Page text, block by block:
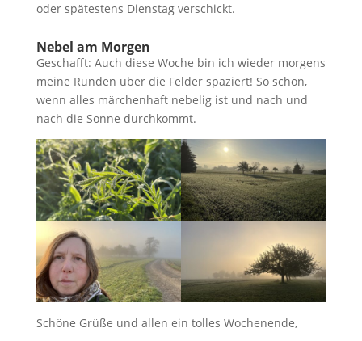
oder spätestens Dienstag verschickt.
Nebel am Morgen
Geschafft: Auch diese Woche bin ich wieder morgens
meine Runden über die Felder spaziert! So schön,
wenn alles märchenhaft nebelig ist und nach und
nach die Sonne durchkommt.
Schöne Grüße und allen ein tolles Wochenende,